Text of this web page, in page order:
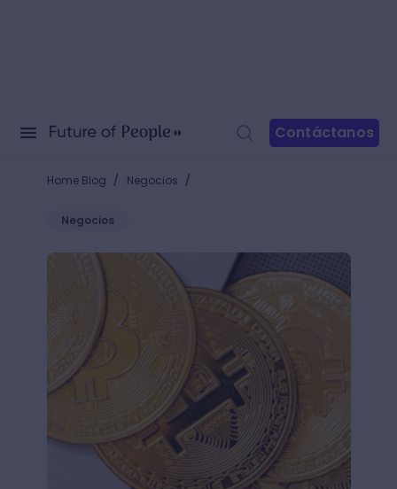
Contáctanos
Home Blog / Negocios /
Negocios
¿Cómo minar criptomonedas y ganar dinero desde